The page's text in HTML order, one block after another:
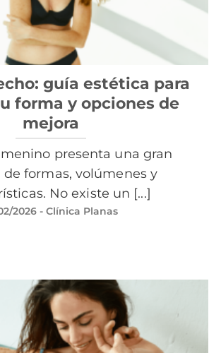
guía estética para
forma y opciones de
mejora
presenta una gran
de formas, volúmenes y
No existe un [...]
2026- Clínica Planas